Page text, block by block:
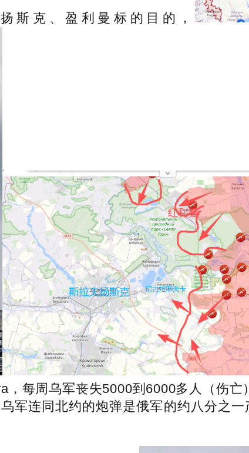
斯克、盈利曼标的目的，
每周乌军丧失5000到6000多人（伤
军连同北约的炮弹是俄军的约八分之